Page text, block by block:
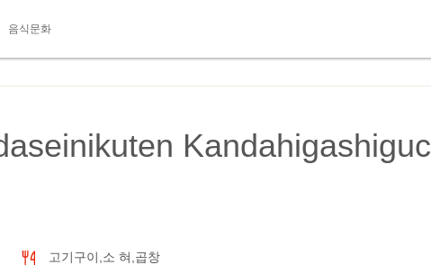
음식문화
Kandahigashiguc
고기구이,소 혀,곱창